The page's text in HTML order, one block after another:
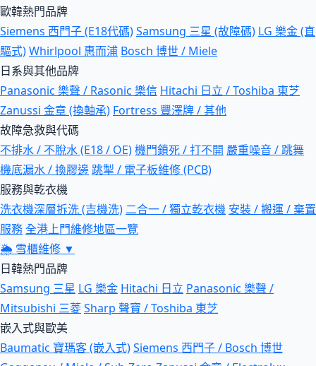
歐韓熱門品牌
Siemens 西門子 (E18代碼)Samsung 三星 (故障碼) LG 樂金 (直
驅式)Whirlpool 惠而浦 Bosch 博世 / Miele
日系與其他品牌
Panasonic 樂聲 / Rasonic 樂信 Hitachi 日立 / Toshiba 東芝
Zanussi 金章 (換軸承) Fortress 豐澤牌 / 其他
故障急救與代碼
不排水 / 不脫水 (E18 / OE)機門鎖死 / 打不開 嚴重噪音 / 跳舞
機底漏水 / 換膠邊跳掣 / 電子板維修 (PCB)
服務與乾衣機
洗衣機深層拆洗 (吉機洗) 二合一 / 獨立乾衣機 安裝 / 搬運 / 棄置
服務全港上門維修地區一覽
🌦 雪櫃維修 ▼
日韓熱門品牌
Samsung 三星 LG 樂金 Hitachi 日立 Panasonic 樂聲 /
Mitsubishi 三菱Sharp 聲寶 / Toshiba 東芝
嵌入式與歐美
Baumatic 寶瑪客 (嵌入式)Siemens 西門子 / Bosch 博世